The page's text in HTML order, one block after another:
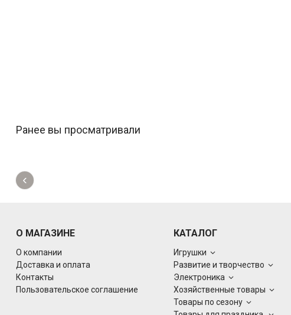
Ранее вы просматривали
‹
О МАГАЗИНЕ
О компании
Доставка и оплата
Контакты
Пользовательское соглашение
КАТАЛОГ
Игрушки
Развитие и творчество
Электроника
Хозяйственные товары
Товары по сезону